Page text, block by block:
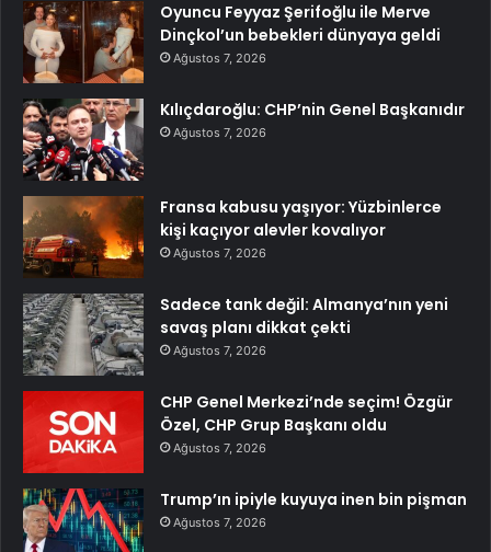
Oyuncu Feyyaz Şerifoğlu ile Merve
Dinçkol’un bebekleri dünyaya geldi
Ağustos 7, 2026
Kılıçdaroğlu: CHP’nin Genel Başkanıdır
Ağustos 7, 2026
Fransa kabusu yaşıyor: Yüzbinlerce
kişi kaçıyor alevler kovalıyor
Ağustos 7, 2026
Sadece tank değil: Almanya’nın yeni
savaş planı dikkat çekti
Ağustos 7, 2026
CHP Genel Merkezi’nde seçim! Özgür
Özel, CHP Grup Başkanı oldu
Ağustos 7, 2026
Trump’ın ipiyle kuyuya inen bin pişman
Ağustos 7, 2026